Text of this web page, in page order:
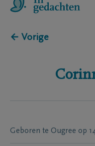
← Vorige
Geboren te Ougree op